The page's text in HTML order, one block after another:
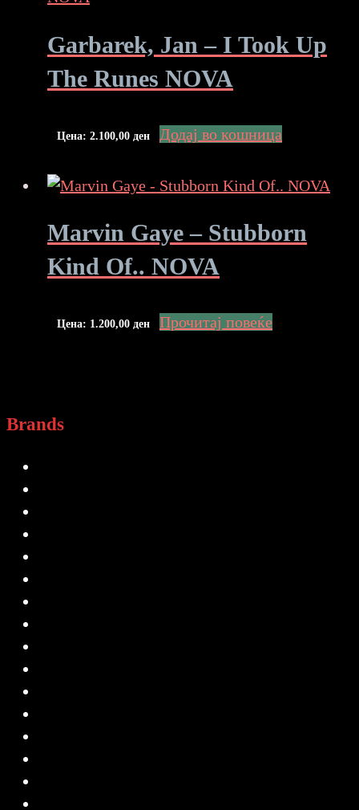
Garbarek, Jan – I Took Up
The Runes NOVA
Цена: 2.100,00 ден Додај во кошница
Marvin Gaye – Stubborn
Kind Of.. NOVA
Цена: 1.200,00 ден Прочитај повеќе
Brands